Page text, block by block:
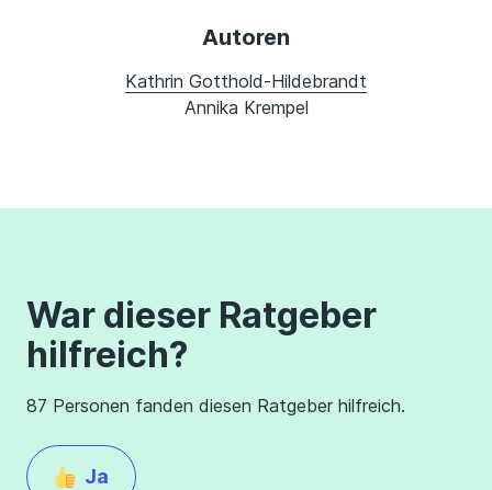
Autoren
Kathrin Gotthold-Hildebrandt
Annika Krempel
War dieser Ratgeber
hilfreich?
87 Personen fanden diesen Ratgeber hilfreich.
Ja